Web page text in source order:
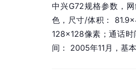
中兴G72规格参数，
色，尺寸/体积：
128×128像素；通话
间： 2005年11月，基